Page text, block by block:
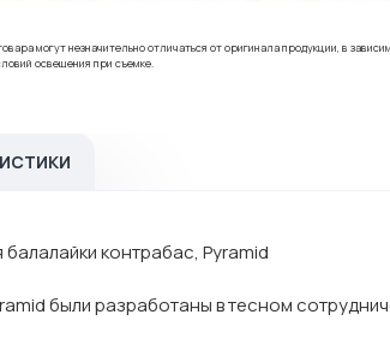
могут незначительно отличаться от оригинала продукции, в
освещения при съемке.
контрабас, Pyramid
были разработаны в тесном